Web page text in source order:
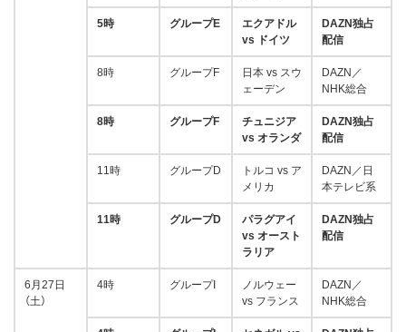
5時 グループE
エクアドル
vs ドイツ
DAZN独占
配信
8時 グループF
日本 vs スウ
ェーデン
DAZN／
NHK総合
8時 グループF
チュニジア
vs オランダ
DAZN独占
配信
11時 グループD
トルコ vs ア
メリカ
DAZN／日
本テレビ系
11時 グループD
パラグアイ
vs オースト
ラリア
DAZN独占
配信
6月27日
（土）
4時 グループI
ノルウェー
vs フランス
DAZN／
NHK総合